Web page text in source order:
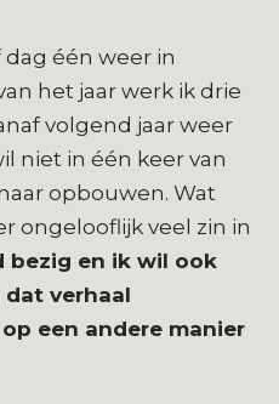
dag één weer in
het jaar werk ik drie
volgend jaar weer
niet in één keer van
opbouwen. Wat
ongelooflijk veel zin in
bezig en ik wil ook
dat verhaal
een andere manier